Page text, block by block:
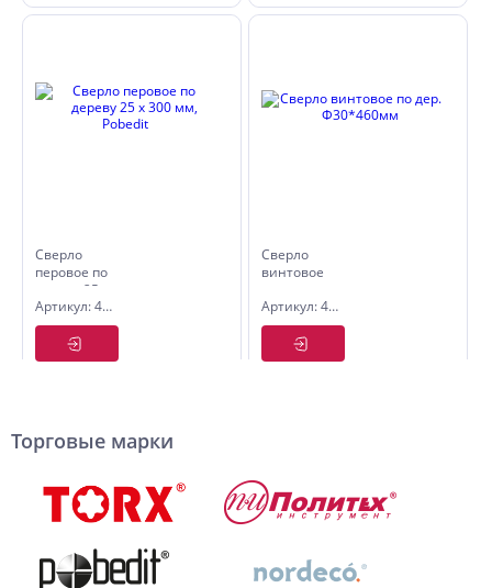
Сверло
перовое по
дереву 25
х 300 мм,
Pobedit
Артикул: 4605225
Сверло
винтовое
Ф30*460ммАртикул: 4730046
Торговые марки